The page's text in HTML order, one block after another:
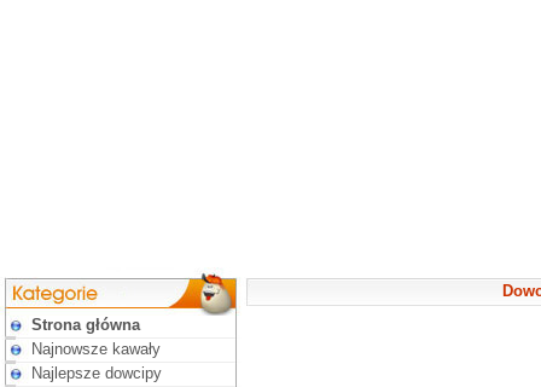
Strona główna
Najnowsze kawały
Najlepsze dowcipy